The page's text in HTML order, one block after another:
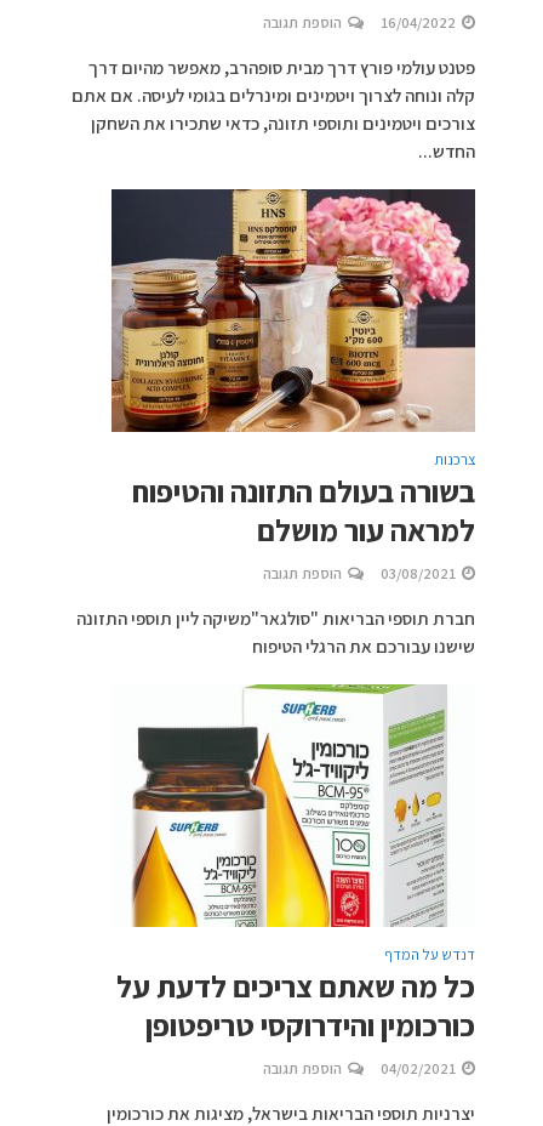
16/04/2022 הוספת תגובה
פטנט עולמי פורץ דרך מבית סופהרב, מאפשר מהיום דרך
קלה ונוחה לצרוך ויטמינים ומינרלים בגומי לעיסה. אם אתם
צורכים ויטמינים ותוספי תזונה, כדאי שתכירו את השחקן
החדש...
צרכנות
בשורה בעולם התזונה והטיפוח
למראה עור מושלם
03/08/2021 הוספת תגובה
חברת תוספי הבריאות "סולגאר"משיקה ליין תוספי התזונה
שישנו עבורכם את הרגלי הטיפוח
דנדש על המדף
כל מה שאתם צריכים לדעת על
כורכומין והידרוקסי טריפטופן
04/02/2021 הוספת תגובה
יצרניות תוספי הבריאות בישראל, מציגות את כורכומין